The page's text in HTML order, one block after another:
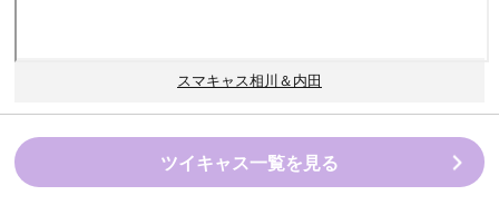
スマキャス相川＆内田
ツイキャス一覧を見る